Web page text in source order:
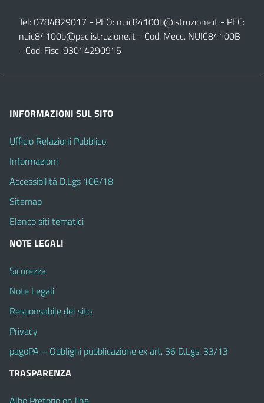
Tel: 0784829017 - PEO: nuic84100b@istruzione.it - PEC:
nuic84100b@pec.istruzione.it - Cod. Mecc. NUIC84100B
- Cod. Fisc. 93014290915
INFORMAZIONI SUL SITO
Ufficio Relazioni Pubblico
Informazioni
Accessibilità D.Lgs 106/18
Sitemap
Elenco siti tematici
NOTE LEGALI
Sicurezza
Note Legali
Responsabile del sito
Privacy
pagoPA – Obblighi pubblicazione ex art. 36 D.Lgs. 33/13
TRASPARENZA